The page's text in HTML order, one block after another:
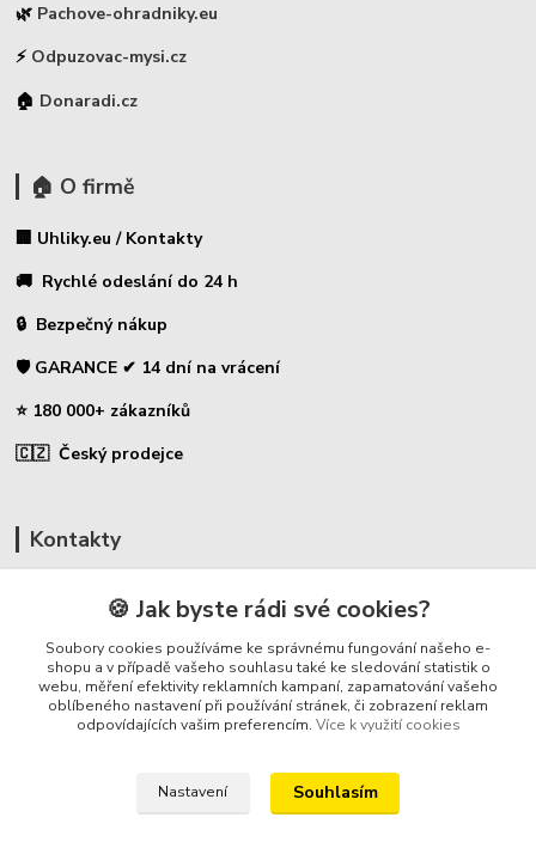
🌿 Pachove-ohradniky.eu
⚡ Odpuzovac-mysi.cz
🏠 Donaradi.cz
🏠 O firmě
🏢 Uhliky.eu / Kontakty
🚚 Rychlé odeslání do 24 h
🔒 Bezpečný nákup
🛡️ GARANCE ✔ 14 dní na vrácení
⭐ 180 000+ zákazníků
🇨🇿 Český prodejce
Kontakty
🛡️ Zákaznická podpora
📞 728 007 997
⏰ Po-Pá - 7:00 - 13:30
info@repulse.cz
🍪 Jak byste rádi své cookies?
Soubory cookies používáme ke správnému fungování našeho e-
shopu a v případě vašeho souhlasu také ke sledování statistik o
webu, měření efektivity reklamních kampaní, zapamatování vašeho
oblíbeného nastavení při používání stránek, či zobrazení reklam
odpovídajících vašim preferencím. Více k využití cookies
Nastavení Souhlasím